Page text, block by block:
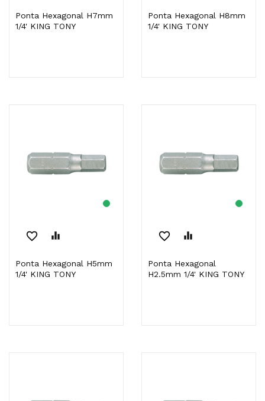
Ponta Hexagonal H7mm
1/4' KING TONY
Ponta Hexagonal H8mm
1/4' KING TONY
favorite_border equalizer
Ponta Hexagonal H5mm
1/4' KING TONY
favorite_border equalizer
Ponta Hexagonal
H2.5mm 1/4' KING TONY